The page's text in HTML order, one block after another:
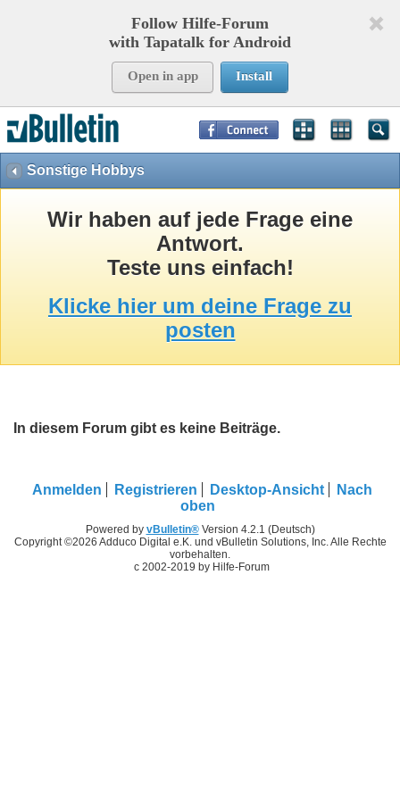
Follow Hilfe-Forum
with Tapatalk for Android
Open in app Install
Sonstige Hobbys
Wir haben auf jede Frage eine
Antwort.
Teste uns einfach!
Klicke hier um deine Frage zu
posten
In diesem Forum gibt es keine Beiträge.
Anmelden Registrieren Desktop-Ansicht
Nach
oben
Powered by vBulletin®Version 4.2.1 (Deutsch)
Copyright ©2026 Adduco Digital e.K. und vBulletin Solutions, Inc. Alle Rechte
vorbehalten.
c 2002-2019 by Hilfe-Forum
Page Time:0,11447
Templates:26